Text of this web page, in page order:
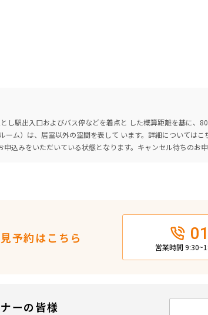
し駅出入口およびバス停などを着点と した概算距離を基に、
ーム）は、居室以外の空間を表して います。詳細についてはこ
申込みをいただいている状態となります。キャンセル待ちのお
予約はこちら
営業時間
ーの皆様